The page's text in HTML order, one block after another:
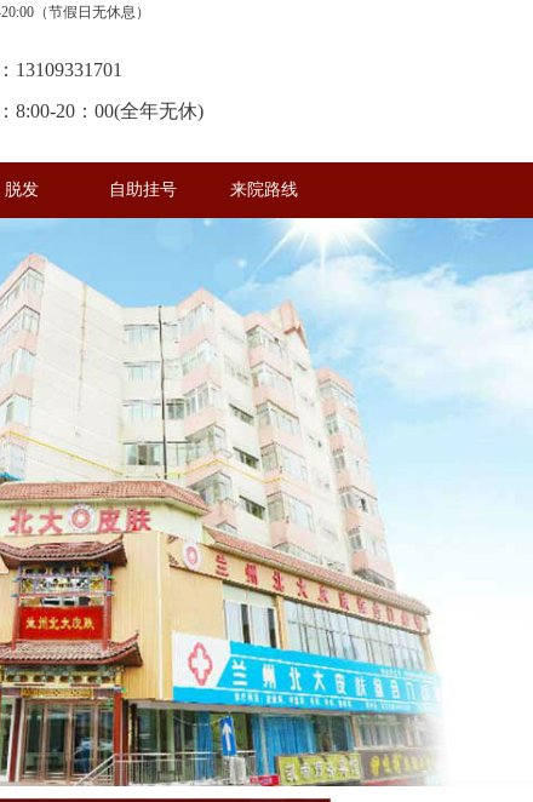
（节假日无休息）
13109331701
8:00-20：00(全年无休)
脱发 自助挂号 来院路线